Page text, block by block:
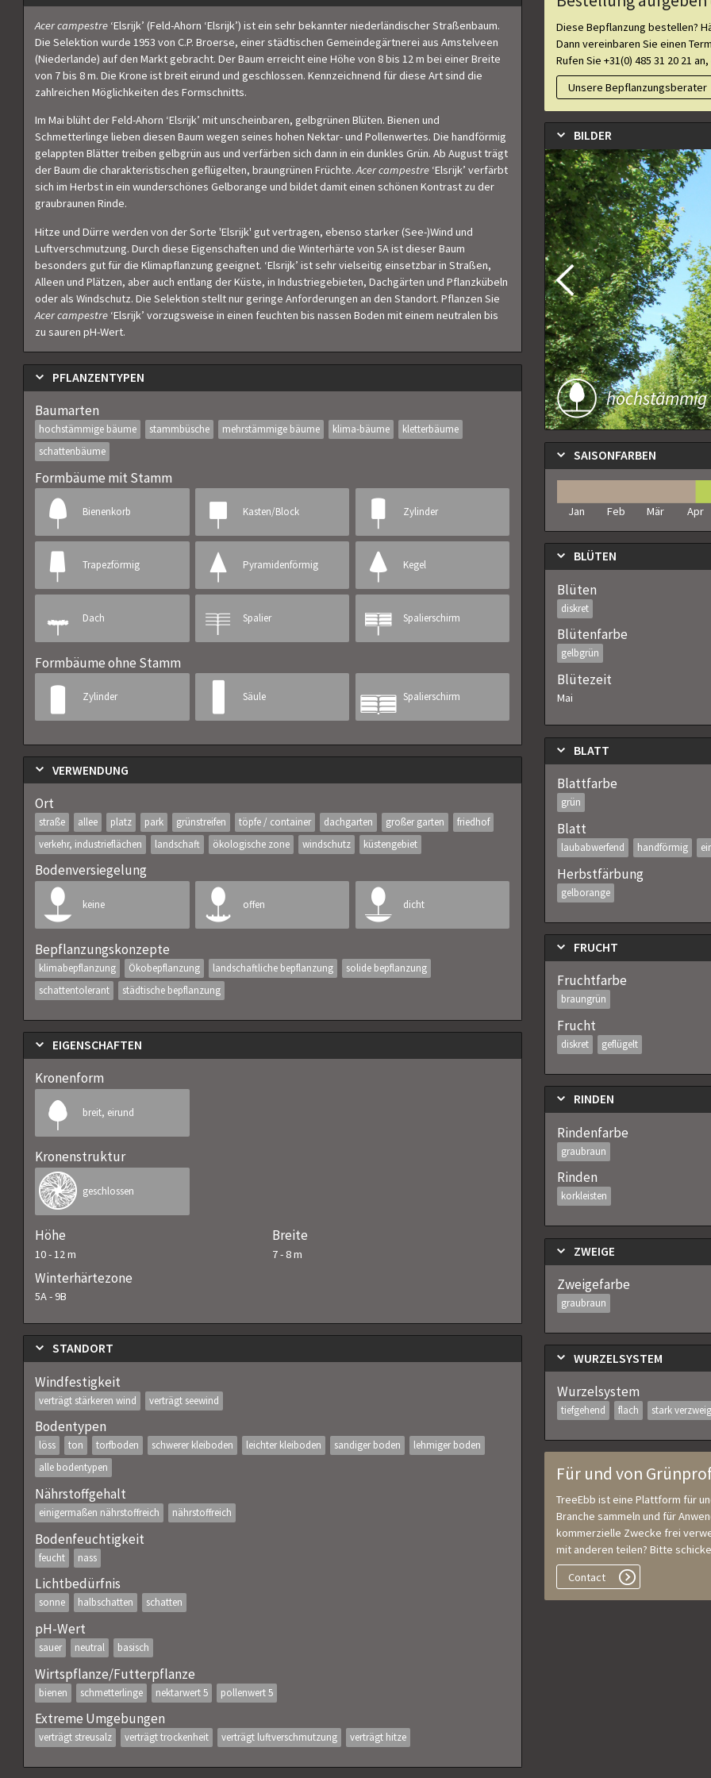
Acer campestre ‘Elsrijk’ (Feld-Ahorn ‘Elsrijk’) ist ein sehr bekannter niederländischer Straßenbaum.
Die Selektion wurde 1953 von C.P. Broerse, einer städtischen Gemeindegärtnerei aus Amstelveen
(Niederlande) auf den Markt gebracht. Der Baum erreicht eine Höhe von 8 bis 12 m bei einer Breite
von 7 bis 8 m. Die Krone ist breit eirund und geschlossen. Kennzeichnend für diese Art sind die
zahlreichen Möglichkeiten des Formschnitts.
Im Mai blüht der Feld-Ahorn ‘Elsrijk’ mit unscheinbaren, gelbgrünen Blüten. Bienen und
Schmetterlinge lieben diesen Baum wegen seines hohen Nektar- und Pollenwertes. Die handförmig
gelappten Blätter treiben gelbgrün aus und verfärben sich dann in ein dunkles Grün. Ab August trägt
der Baum die charakteristischen geflügelten, braungrünen Früchte.Acercampestre ‘Elsrijk’ verfärbt
sich im Herbst in ein wunderschönes Gelborange und bildet damit einen schönen Kontrast zu der
graubraunen Rinde.
Hitze und Dürre werden von der Sorte 'Elsrijk' gut vertragen, ebenso starker (See-)Wind und
Luftverschmutzung. Durch diese Eigenschaften und die Winterhärte von 5A ist dieser Baum
besonders gut für die Klimapflanzung geeignet. ‘Elsrijk’ ist sehr vielseitig einsetzbar in Straßen,
Alleen und Plätzen, aber auch entlang der Küste, in Industriegebieten, Dachgärten und Pflanzkübeln
oder als Windschutz. Die Selektion stellt nur geringe Anforderungen an den Standort. Pflanzen Sie
Acer campestre ‘Elsrijk’ vorzugsweise in einen feuchten bis nassen Boden mit einem neutralen bis
zu sauren pH-Wert.
PFLANZENTYPEN
Baumarten
hochstämmige bäume stammbüsche mehrstämmige bäume klima-bäume
kletterbäume
schattenbäume
Formbäume mit Stamm
Bienenkorb Kasten/Block Zylinder
Trapezförmig Pyramidenförmig Kegel
Dach Spalier Spalierschirm
Formbäume ohne Stamm
Zylinder Säule Spalierschirm
VERWENDUNG
Ort
straße allee platz park grünstreifen töpfe / container dachgarten großer garten
friedhof
verkehr, industrieflächen
landschaft ökologische zone windschutz küstengebiet
Bodenversiegelung
keine offen dicht
Bepflanzungskonzepte
klimabepflanzung Ökobepflanzung landschaftliche bepflanzung
solide bepflanzung
schattentolerant
städtische bepflanzung
EIGENSCHAFTEN
Kronenform
breit, eirund
Kronenstruktur
geschlossen
Höhe
10-12m
Breite
7- 8m
Winterhärtezone
5A-9B
STANDORT
Windfestigkeit
verträgt stärkeren wind verträgt seewind
Bodentypen
löss ton torfboden schwerer kleiboden leichter kleiboden sandiger boden
lehmiger boden
alle bodentypen
Nährstoffgehalt
einigermaßen nährstoffreich nährstoffreich
Bodenfeuchtigkeit
feucht nass
Lichtbedürfnis
sonne halbschatten schatten
pH-Wert
sauer neutral basisch
Wirtspflanze/Futterpflanze
bienen schmetterlinge nektarwert 5 pollenwert 5
Extreme Umgebungen
verträgt streusalz verträgt trockenheit verträgt luftverschmutzung verträgt hitze
Diese Bepflanzung bestellen?
Dann vereinbaren Sie einen
Rufen Sie +31(0) 485 31 20 21
Unsere Bepflanzungsberater
BILDER
hochstämmig
SAISONFARBEN
Jan Feb Mär Apr
BLÜTEN
Blüten
diskret
Blütenfarbe
gelbgrün
Blütezeit
Mai
BLATT
Blattfarbe
grün
Blatt
laubabwerfend handförmig
Herbstfärbung
gelborange
FRUCHT
Fruchtfarbe
braungrün
Frucht
diskret geflügelt
RINDEN
Rindenfarbe
graubraun
Rinden
korkleisten
ZWEIGE
Zweigefarbe
graubraun
WURZELSYSTEM
Wurzelsystem
tiefgehend flach stark
Für und von
TreeEbb ist eine Plattform für
Branche sammeln und für
kommerzielle Zwecke frei
mit anderen teilen? Bitte
Contact